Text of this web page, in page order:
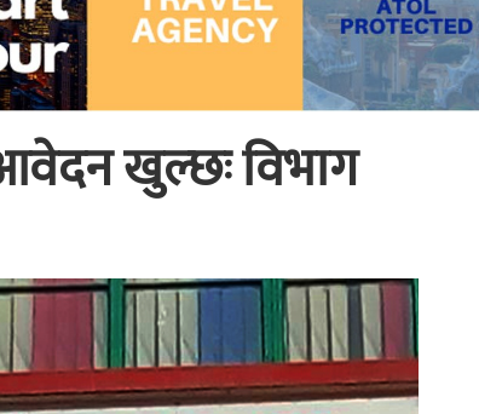
खुल्छः विभाग